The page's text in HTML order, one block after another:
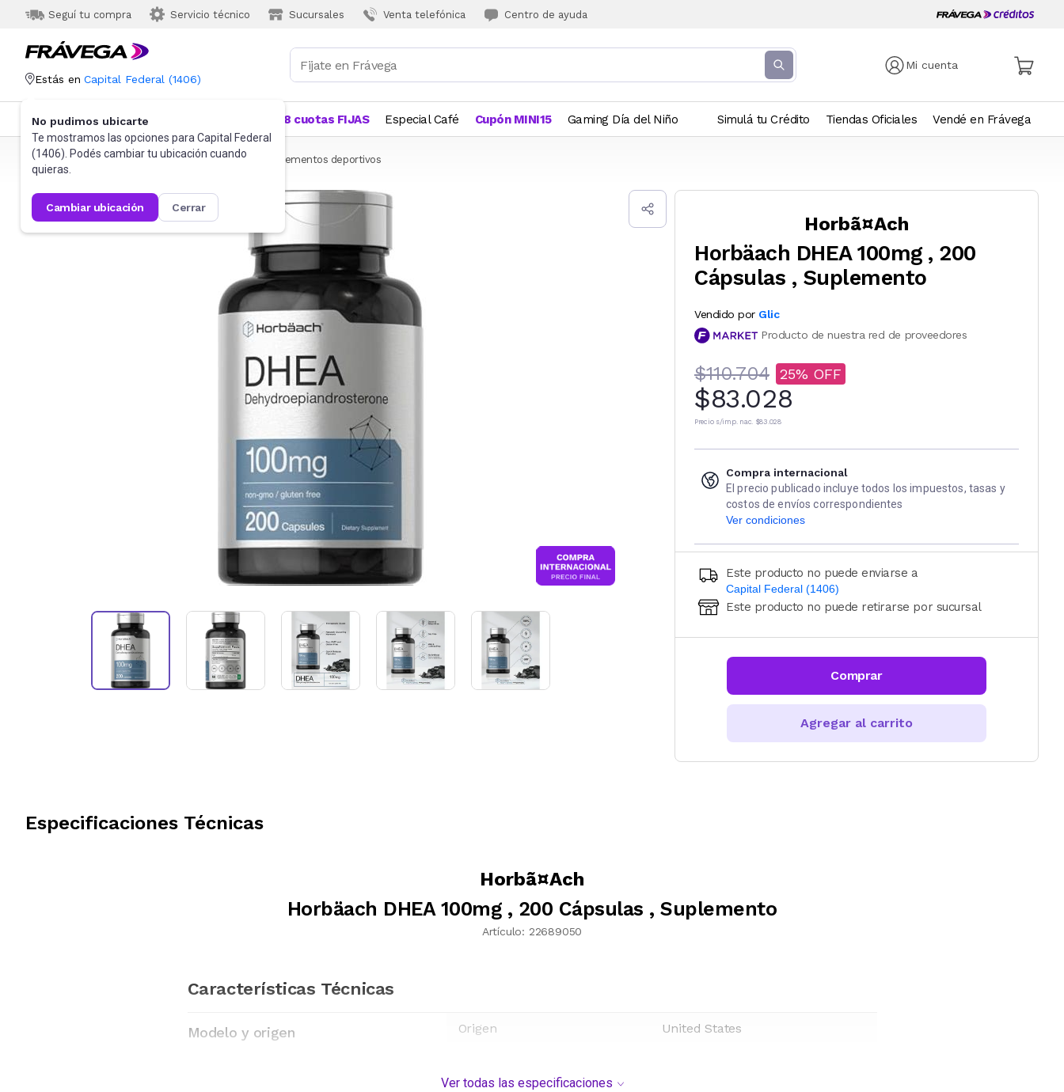
Seguí tu compra Servicio técnico Sucursales Venta telefónica Centro de ayuda
Mi cuenta
Estás en Capital Federal (1406)
No pudimos ubicarte
Te mostramos las opciones para Capital Federal
(1406). Podés cambiar tu ubicación cuando
quieras.
cambiar ubicación cerrar
Categorías Más Vendidos 18 cuotas FIJAS Especial Café Cupón MINI15 Gaming Día del Niño Simulá tu Crédito Tiendas Oficiales Vendé en Frávega
Frávega Deportes y fitness Suplementos Suplementos deportivos
Horbã¤Ach
Horbäach DHEA 100mg , 200
Cápsulas , Suplemento
Vendido por Glic
Producto de nuestra red de proveedores
$110.704 25
$83.028
Precio s/imp. nac. $83.028
Compra internacional
El precio publicado incluye todos los impuestos, tasas y
costos de envíos correspondientes
Ver condiciones
Este producto no puede enviarse a
Capital Federal (1406)
Ingresá código postal (sólo números)
CALCULAR
Este producto no puede retirarse por sucursal
Comprar
Agregar al carrito
Especificaciones Técnicas
Horbã¤Ach
Horbäach DHEA 100mg , 200 Cápsulas , Suplemento
Artículo: 22689050
Características Técnicas
Modelo y origen Origen United States
Ver todas las especificaciones